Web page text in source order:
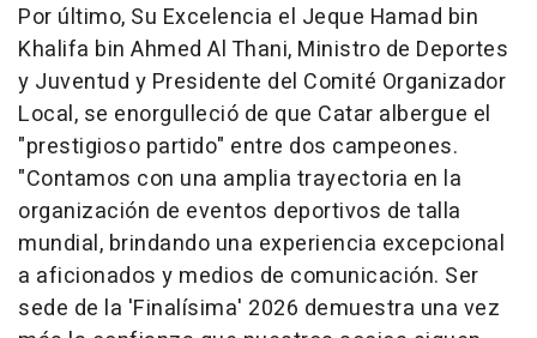
Por último, Su Excelencia el Jeque Hamad bin
Khalifa bin Ahmed Al Thani, Ministro de Deportes
y Juventud y Presidente del Comité Organizador
Local, se enorgulleció de que Catar albergue el
"prestigioso partido" entre dos campeones.
"Contamos con una amplia trayectoria en la
organización de eventos deportivos de talla
mundial, brindando una experiencia excepcional
a aficionados y medios de comunicación. Ser
sede de la 'Finalísima' 2026 demuestra una vez